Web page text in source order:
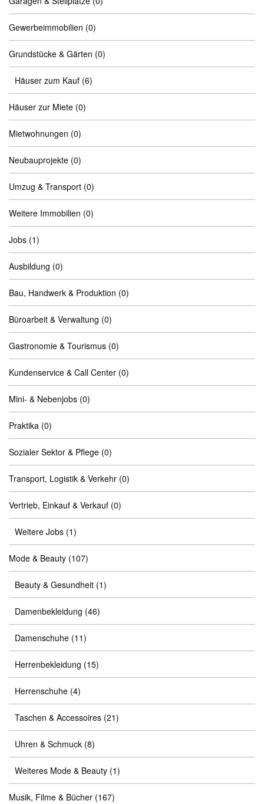
Gewerbeimmobilien (0)
Grundstücke & Gärten (0)
Häuser zum Kauf (6)
Häuser zur Miete (0)
Mietwohnungen (0)
Neubauprojekte (0)
Umzug & Transport (0)
Weitere Immobilien (0)
Jobs (1)
Ausbildung (0)
Bau, Handwerk & Produktion (0)
Büroarbeit & Verwaltung (0)
Gastronomie & Tourismus (0)
Kundenservice & Call Center (0)
Mini- & Nebenjobs (0)
Praktika (0)
Sozialer Sektor & Pflege (0)
Transport, Logistik & Verkehr (0)
Vertrieb, Einkauf & Verkauf (0)
Weitere Jobs (1)
Mode & Beauty (107)
Beauty & Gesundheit (1)
Damenbekleidung (46)
Damenschuhe (11)
Herrenbekleidung (15)
Herrenschuhe (4)
Taschen & Accessoires (21)
Uhren & Schmuck (8)
Weiteres Mode & Beauty (1)
Musik, Filme & Bücher (167)